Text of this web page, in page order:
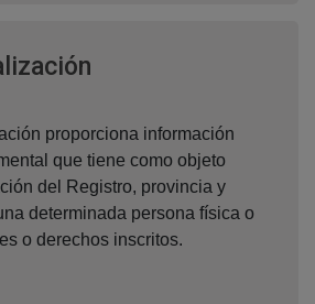
proporciona información
que tiene como objeto
del Registro, provincia y
determinada persona física o
o derechos inscritos.